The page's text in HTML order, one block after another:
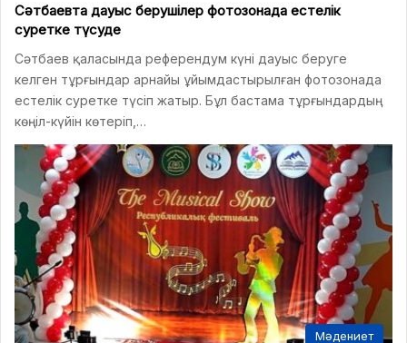
Сәтбаевта дауыс берушілер фотозонада естелік
суретке түсуде
Сәтбаев қаласында референдум күні дауыс беруге
келген тұрғындар арнайы ұйымдастырылған фотозонада
естелік суретке түсіп жатыр. Бұл бастама тұрғындардың
көңіл-күйін көтеріп,…
Мәдениет